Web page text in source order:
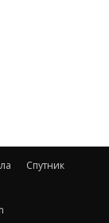
Спутник